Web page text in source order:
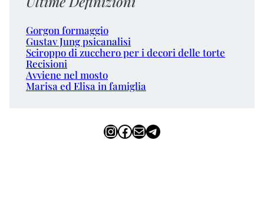
Gorgon formaggio
Gustav Jung psicanalisi
Sciroppo di zucchero per i decori delle torte
Recisioni
Avviene nel mosto
Marisa ed Elisa in famiglia
InstagramFacebook Email Telegram